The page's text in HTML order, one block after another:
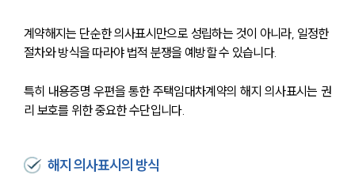
계약해지는 단순한 의사표시만으로 성립하는 것이 아니라, 일정한
절차와 방식을 따라야 법적 분쟁을 예방할 수 있습니다.
특히 내용증명 우편을 통한 주택임대차계약의 해지 의사표시는 권
리 보호를 위한 중요한 수단입니다.
해지 의사표시의 방식